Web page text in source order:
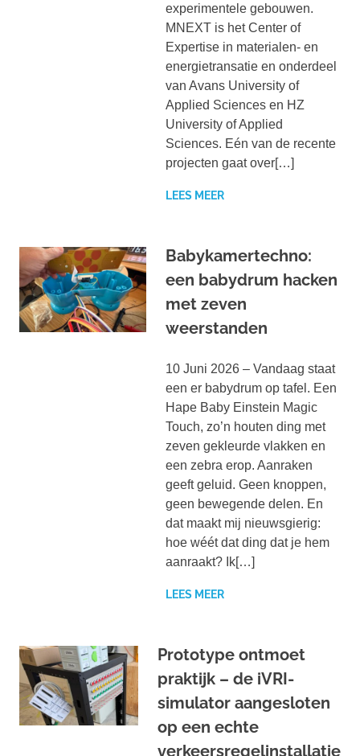
experimentele gebouwen.
MNEXT is het Center of
Expertise in materialen- en
energietransatie en onderdeel
van Avans University of
Applied Sciences en HZ
University of Applied
Sciences. Eén van de recente
projecten gaat over[…]
LEES MEER
Babykamertechno:
een babydrum hacken
met zeven
weerstanden
10 Juni 2026 – Vandaag staat
een er babydrum op tafel. Een
Hape Baby Einstein Magic
Touch, zo’n houten ding met
zeven gekleurde vlakken en
een zebra erop. Aanraken
geeft geluid. Geen knoppen,
geen bewegende delen. En
dat maakt mij nieuwsgierig:
hoe wéét dat ding dat je hem
aanraakt? Ik[…]
LEES MEER
Prototype ontmoet
praktijk – de iVRI-
simulator aangesloten
op een echte
verkeersregelinstallatie